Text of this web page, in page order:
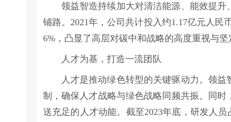
领益智造持续加大对清洁能源、能效提
铺路。2021年，公司共计投入约1.17亿元人民
6%，凸显了高层对碳中和战略的高度重视与坚
人才为基，打造一流团队
人才是推动绿色转型的关键驱动力。领
制，确保人才战略与绿色战略同频共振。同
送充足的人才动能。截至2023年底，研发人